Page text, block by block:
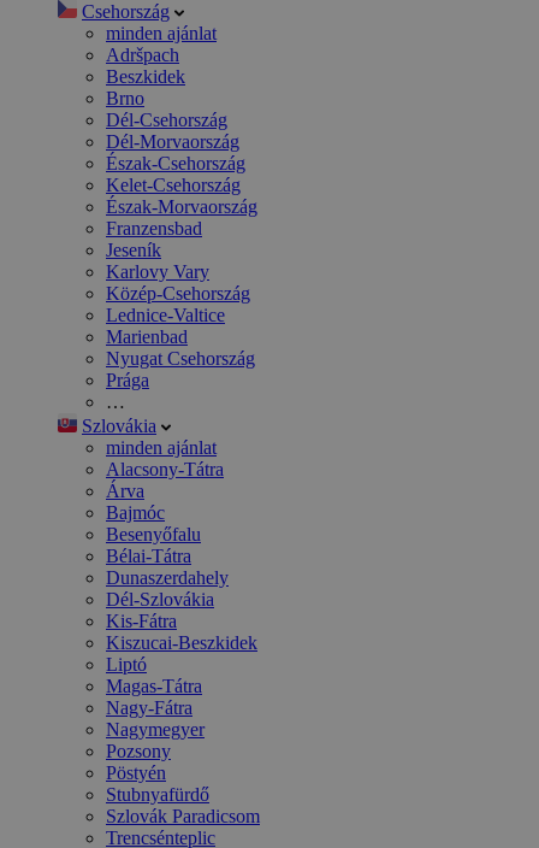
Csehország
minden ajánlat
Adršpach
Beszkidek
Brno
Dél-Csehország
Dél-Morvaország
Észak-Csehország
Kelet-Csehország
Észak-Morvaország
Franzensbad
Jeseník
Karlovy Vary
Közép-Csehország
Lednice-Valtice
Marienbad
Nyugat Csehország
Prága
…
Szlovákia
minden ajánlat
Alacsony-Tátra
Árva
Bajmóc
Besenyőfalu
Bélai-Tátra
Dunaszerdahely
Dél-Szlovákia
Kis-Fátra
Kiszucai-Beszkidek
Liptó
Magas-Tátra
Nagy-Fátra
Nagymegyer
Pozsony
Pöstyén
Stubnyafürdő
Szlovák Paradicsom
Trencsénteplic